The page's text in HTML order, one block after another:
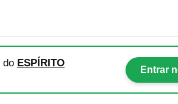
do ESPÍRITO
Entrar